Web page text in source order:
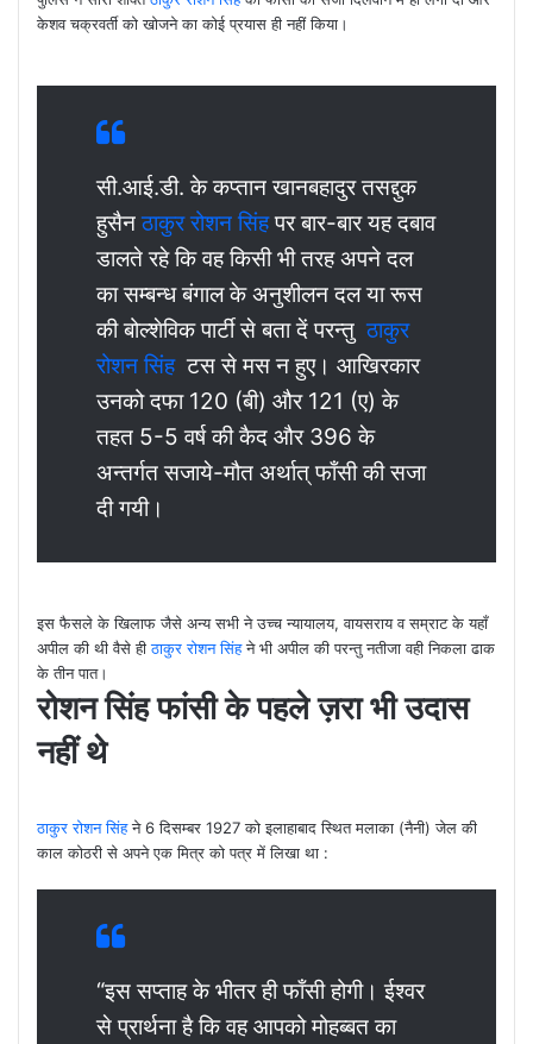
केशव चक्रवर्ती को खोजने का कोई प्रयास ही नहीं किया।
सी.आई.डी. के कप्तान खानबहादुर तसद्दुक
हुसैनठाकुर रोशन सिंहपर बार-बार यह दबाव
डालते रहे कि वह किसी भी तरह अपने दल
का सम्बन्ध बंगाल के अनुशीलन दल या रूस
की बोल्शेविक पार्टी से बता दें परन्तुठाकुर
रोशन सिंहटस से मस न हुए। आखिरकार
उनको दफा 120 (बी) और 121 (ए) के
तहत 5-5 वर्ष की कैद और 396 के
अन्तर्गत सजाये-मौत अर्थात् फाँसी की सजा
दी गयी।
इस फैसले के खिलाफ जैसे अन्य सभी ने उच्च न्यायालय, वायसराय व सम्राट के यहाँ
अपील की थी वैसे हीठाकुर रोशन सिंहने भी अपील की परन्तु नतीजा वही निकला ढाक
के तीन पात।
रोशन सिंह फांसी के पहले ज़रा भी उदास
नहीं थे
ठाकुर रोशन सिंहने 6 दिसम्बर 1927 को इलाहाबाद स्थित मलाका (नैनी) जेल की
काल कोठरी से अपने एक मित्र को पत्र में लिखा था :
“इस सप्ताह के भीतर ही फाँसी होगी। ईश्वर
से प्रार्थना है कि वह आपको मोहब्बत का